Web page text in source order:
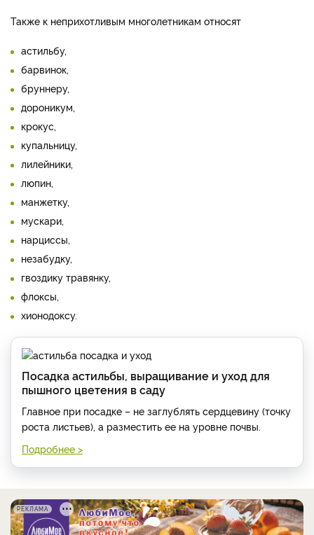
Также к неприхотливым многолетникам относят
астильбу,
барвинок,
бруннеру,
дороникум,
крокус,
купальницу,
лилейники,
люпин,
манжетку,
мускари,
нарциссы,
незабудку,
гвоздику травянку,
флоксы,
хионодоксу.
Посадка астильбы, выращивание и уход для
пышного цветения в саду
Главное при посадке – не заглублять сердцевину (точку
роста листьев), а разместить ее на уровне почвы.
Подробнее >
РЕКЛАМА